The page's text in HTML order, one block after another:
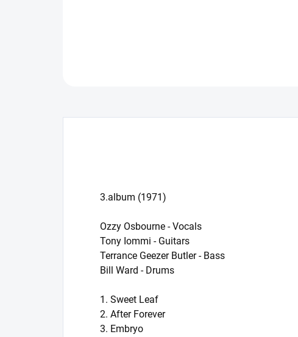
3.album (1971)
Ozzy Osbourne - Vocals
Tony Iommi - Guitars
Terrance Geezer Butler - Bass
Bill Ward - Drums
1. Sweet Leaf
2. After Forever
3. Embryo